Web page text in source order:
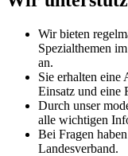
Wir bieten
Spezialthemen
an.
Sie erhalten eine
Einsatz und eine
Durch unser
alle wichtigen
Bei Fragen
Landesverband.